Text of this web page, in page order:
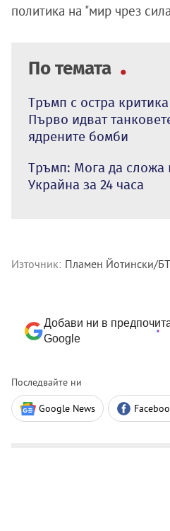
политика на "мир чрез
По темата
Тръмп с остра
Първо идват
ядрените бомби
Тръмп: Мога да сложа
Украйна за 24 часа
Източник: Пламен Йотински/
Добави ни в
Google
Последвайте ни
Google News